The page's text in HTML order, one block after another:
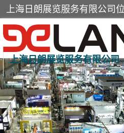
上海日朗展览服务有限公司
展台装修搭建
展厅装修